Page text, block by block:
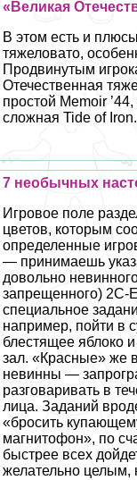
«Великая
В этом есть и
тяжеловато,
Продвинутым
Отечественная
простой Memoir
сложная Tide of
7 необычных
Игровое поле
цветов, которым
определенные
— принимаешь
довольно
запрещенного)
специальное
например, пойти в
блестящее яблоко
зал. «Красные» же
невинны —
разговаривать в
лица. Заданий
«бросить
магнитофон», по
быстрее всех
желательно целым,